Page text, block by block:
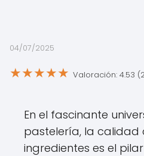
04/07/2025
★★★★★ Valoración: 4.53
En el fascinante
pastelería, la calidad
ingredientes es el